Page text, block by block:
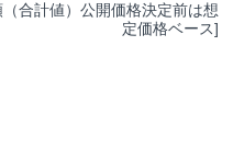
合計値）公開価格決定前は想
定価格ベース]